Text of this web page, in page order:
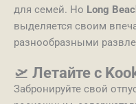
для семей. Но Long
выделяется своим
разнообразными
🛫 Летайте с
Забронируйте свой